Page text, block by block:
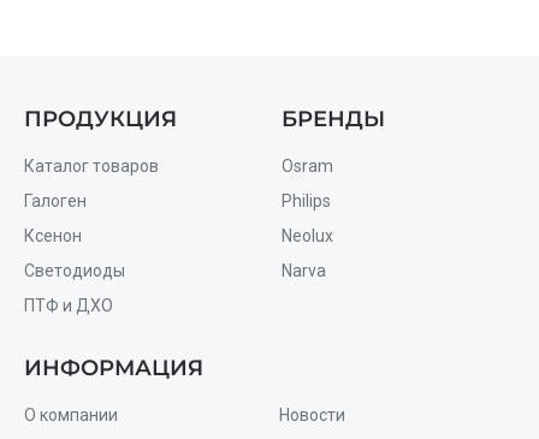
ПРОДУКЦИЯ
Каталог товаров
Галоген
Ксенон
Светодиоды
ПТФ и ДХО
БРЕНДЫ
Osram
Philips
Neolux
Narva
ИНФОРМАЦИЯ
О компании Новости